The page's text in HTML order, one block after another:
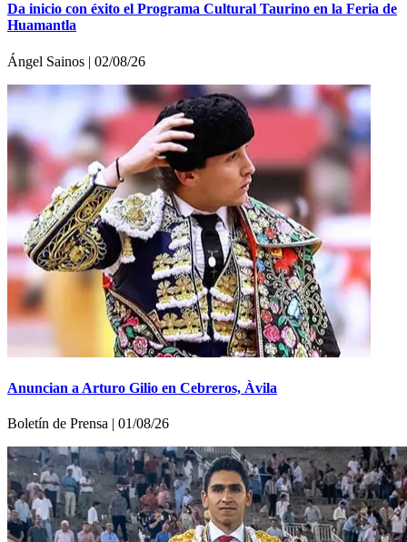
Da inicio con éxito el Programa Cultural Taurino en la Feria de
Huamantla
Ángel Sainos | 02/08/26
Anuncian a Arturo Gilio en Cebreros, Àvila
Boletí­n de Prensa | 01/08/26